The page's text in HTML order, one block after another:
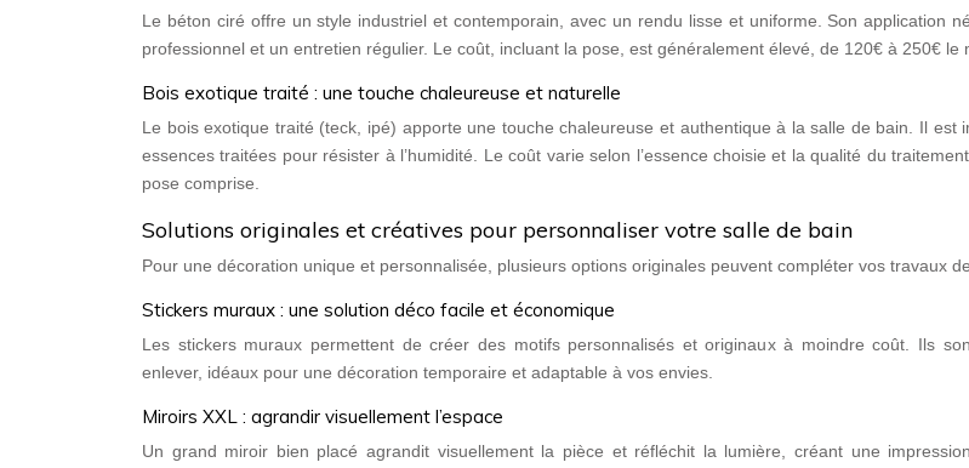
Le béton ciré offre un style industriel et contemporain, avec un rendu lisse et uniforme. Son application
professionnel et un entretien régulier. Le coût, incluant la pose, est généralement élevé, de 120€ à 250€ le
Bois exotique traité : une touche chaleureuse et naturelle
Le bois exotique traité (teck, ipé) apporte une touche chaleureuse et authentique à la salle de bain. Il est
essences traitées pour résister à l’humidité. Le coût varie selon l’essence choisie et la qualité du
pose comprise.
Solutions originales et créatives pour personnaliser votre salle de bain
Pour une décoration unique et personnalisée, plusieurs options originales peuvent compléter vos travaux
Stickers muraux : une solution déco facile et économique
Les stickers muraux permettent de créer des motifs personnalisés et originaux à moindre coût. Ils
enlever, idéaux pour une décoration temporaire et adaptable à vos envies.
Miroirs XXL : agrandir visuellement l’espace
Un grand miroir bien placé agrandit visuellement la pièce et réfléchit la lumière, créant une impression